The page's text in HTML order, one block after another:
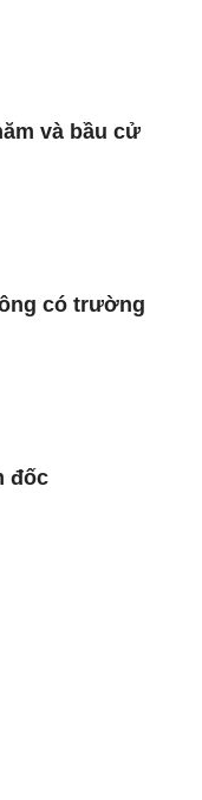
và bầu cử
có trường
đốc